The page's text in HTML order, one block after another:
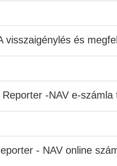
visszaigénylés és
-NAV e-
- NAV online